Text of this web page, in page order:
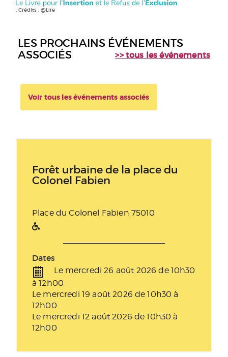
; Crédits : @Lire
LES PROCHAINS ÉVÉNEMENTS
ASSOCIÉS
>> tous les événements
Voir tous les événements associés
Forêt urbaine de la place du
Colonel Fabien
Place du Colonel Fabien 75010
Dates
Le mercredi 26 août 2026 de 10h30
à 12h00
Le mercredi 19 août 2026 de 10h30 à
12h00
Le mercredi 12 août 2026 de 10h30 à
12h00